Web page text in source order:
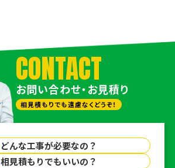
CONTACT
お問い合わせ・お見積り
相見積もりでも遠慮なくどうぞ！
どんな工事が必要なの？
相見積もりでもいいの？